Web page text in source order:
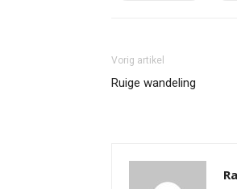
Vorig artikel
Ruige wandeling